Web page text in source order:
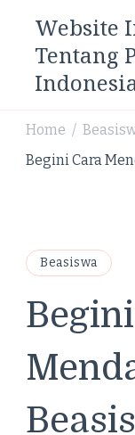
Website
Tentang
Home /
Begini Cara
Beasiswa